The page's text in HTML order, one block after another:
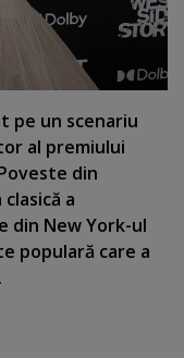
pe un scenariu
al premiului
din
a
din New York-ul
populară care a